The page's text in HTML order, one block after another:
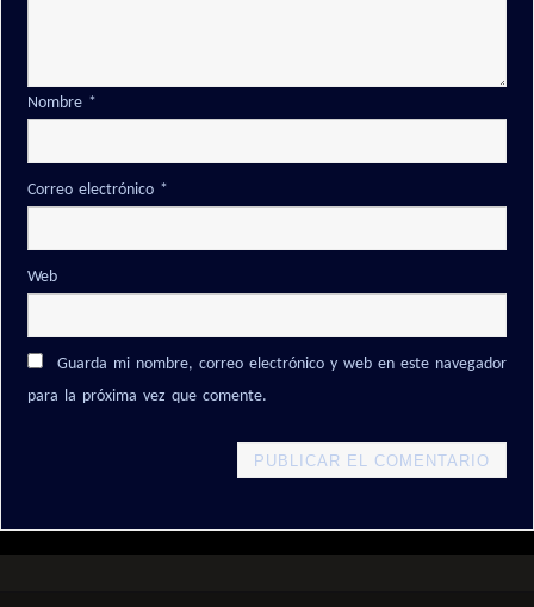
Nombre *
Correo electrónico *
Web
Guarda mi nombre, correo electrónico y web en este navegador
para la próxima vez que comente.